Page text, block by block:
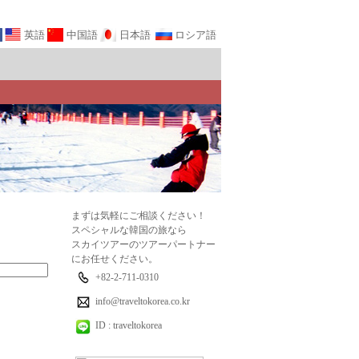
英語 中国語 日本語 ロシア語
まずは気軽にご相談ください！
スペシャルな韓国の旅なら
スカイツアーのツアーパートナー
にお任せください。
+82-2-711-0310
info@traveltokorea.co.kr
ID : traveltokorea